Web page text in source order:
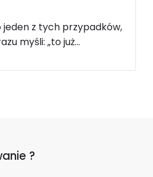
jeden z tych przypadków,
myśli: „to już...
?